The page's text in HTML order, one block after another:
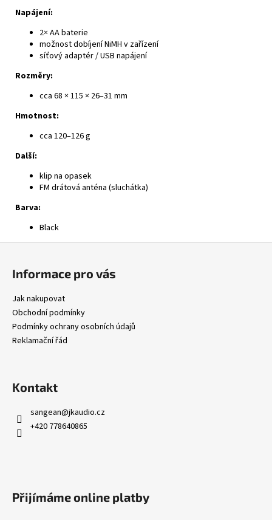
Napájení:
2× AA baterie
možnost dobíjení NiMH v zařízení
síťový adaptér / USB napájení
Rozměry:
cca 68 × 115 × 26–31 mm
Hmotnost:
cca 120–126 g
Další:
klip na opasek
FM drátová anténa (sluchátka)
Barva:
Black
Informace pro vás
Jak nakupovat
Obchodní podmínky
Podmínky ochrany osobních údajů
Reklamační řád
Kontakt
sangean@jkaudio.cz
+420 778640865
Přijímáme online platby